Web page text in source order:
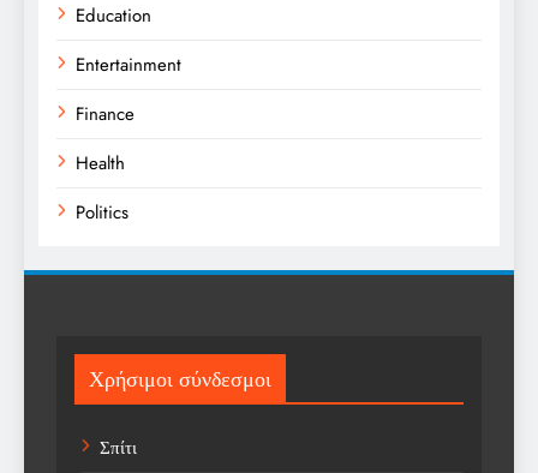
Education
Entertainment
Finance
Health
Politics
Sport
Sports
Technology
Χρήσιμοι σύνδεσμοι
Σπίτι